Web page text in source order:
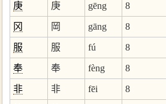
庚 庚 gēng 8
冈 岡 gāng 8
服 服 fú 8
奉 奉 fèng 8
非 非 fēi 8